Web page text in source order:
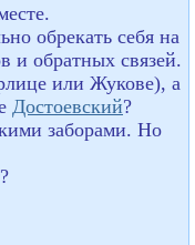
обрекать себя на
и обратных связей.
или Жукове), а
Достоевский?
заборами. Но